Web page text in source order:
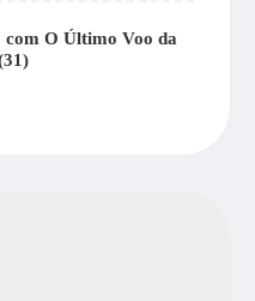
com O Último Voo da